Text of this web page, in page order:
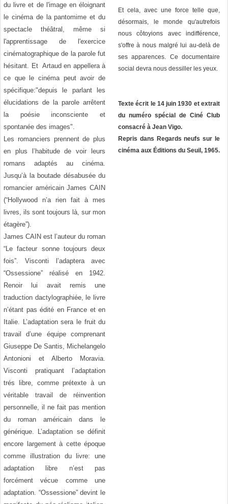
du livre et de l'image en éloignant
le cinéma de la pantomime et du
spectacle théâtral, même si
l'apprentissage de l'exercice
cinématographique de la parole fut
hésitant. Et Artaud en appellera à
ce que le cinéma peut avoir de
spécifique:"depuis le parlant les
élucidations de la parole arrêtent
la poésie inconsciente et
spontanée des images".
Les romanciers prennent de plus
en plus l’habitude de voir leurs
romans adaptés au cinéma.
Jusqu’à la boutade désabusée du
romancier américain James CAIN
(“Hollywood n’a rien fait à mes
livres, ils sont toujours là, sur mon
étagère”).
James CAIN est l’auteur du roman
“Le facteur sonne toujours deux
fois”. Visconti l’adaptera avec
“Ossessione” réalisé en 1942.
Renoir lui avait remis une
traduction dactylographiée, le livre
n’étant pas édité en France et en
Italie. L’adaptation sera le fruit du
travail d’une équipe comprenant
Giuseppe De Santis, Michelangelo
Antonioni et Alberto Moravia.
Visconti pratiquant l’adaptation
trés libre, comme prétexte à un
véritable travail de réinvention
personnelle, il ne fait pas mention
du roman américain dans le
générique. L’adaptation se définit
encore largement à cette époque
comme illustration du livre: une
adaptation libre n’est pas
forcément vécue comme une
adaptation. “Ossessione” devint le
Et cela, avec une force telle que,
désormais, le monde qu'autrefois
nous côtoyions avec indifférence,
s'offre à nous malgré lui au-delà de
ses apparences. Ce documentaire
social devra nous dessiller les yeux.
Texte écrit le 14 juin 1930 et extrait
du numéro spécial de Ciné Club
consacré à Jean Vigo.
Repris dans Regards neufs sur le
cinéma aux Éditions du Seuil, 1965.